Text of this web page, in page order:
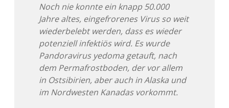
Noch nie konnte ein knapp 50.000
Jahre altes, eingefrorenes Virus so weit
wiederbelebt werden, dass es wieder
potenziell infektiös wird. Es wurde
Pandoravirus yedoma getauft, nach
dem Permafrostboden, der vor allem
in Ostsibirien, aber auch in Alaska und
im Nordwesten Kanadas vorkommt.